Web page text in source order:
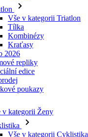
Vše v kategorii Triatlon
Tílka
Kombinézy
Kraťasy
2026
repliky
edice
poukazy
v kategorii Ženy
Vše v kategorii Cyklistika